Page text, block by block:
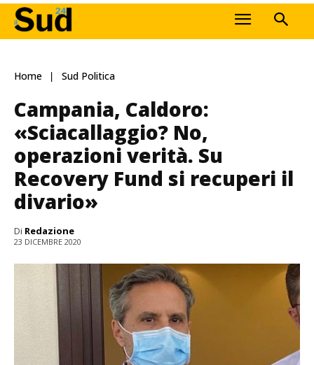
Home Sud Politica
Campania, Caldoro:
«Sciacallaggio? No,
operazioni verità. Su
Recovery Fund si recuperi il
divario»
Di Redazione
23 DICEMBRE 2020